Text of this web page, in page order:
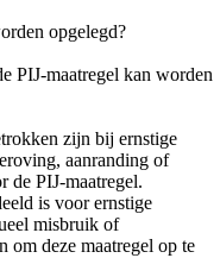
opgelegd?
PIJ-maatregel kan worden
zijn bij ernstige
aanranding of
de PIJ-maatregel.
is voor ernstige
misbruik of
om deze maatregel op te